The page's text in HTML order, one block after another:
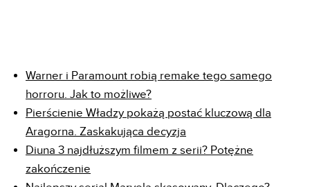
Warner i Paramount robią remake tego samego
horroru. Jak to możliwe?
Pierścienie Władzy pokażą postać kluczową dla
Aragorna. Zaskakująca decyzja
Diuna 3 najdłuższym filmem z serii? Potężne
zakończenie